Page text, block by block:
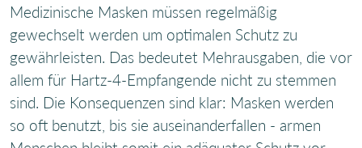
Medizinische Masken müssen regelmäßig
gewechselt werden um optimalen Schutz zu
gewährleisten. Das bedeutet Mehrausgaben, die vor
allem für Hartz-4-Empfangende nicht zu stemmen
sind. Die Konsequenzen sind klar: Masken werden
so oft benutzt, bis sie auseinanderfallen - armen